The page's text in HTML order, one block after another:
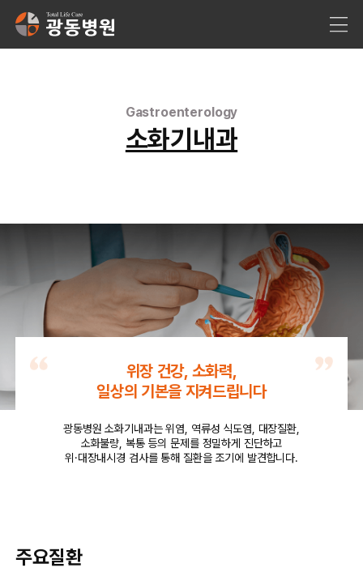
Gastroenterology
소화기내과
위장 건강, 소화력,
일상의 기본을 지켜드립니다
광동병원 소화기내과는 위염, 역류성 식도염, 대장질환,
소화불량, 복통 등의 문제를정밀하게 진단하고
위·대장내시경 검사를 통해 질환을 조기에 발견합니다.
주요질환